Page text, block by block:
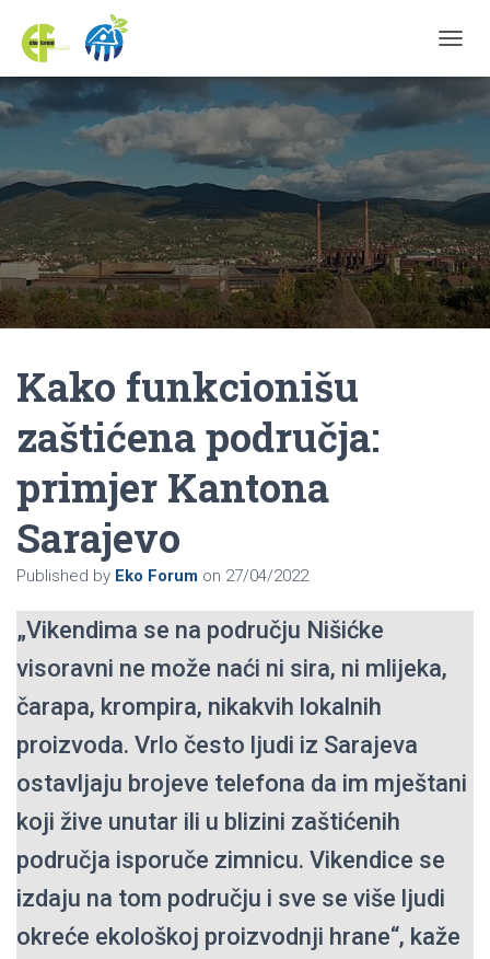
Kako funkcionišu
zaštićena područja:
primjer Kantona
Sarajevo
Published by Eko Forum on 27/04/2022
„Vikendima se na području Nišićke
visoravni ne može naći ni sira, ni mlijeka,
čarapa, krompira, nikakvih lokalnih
proizvoda. Vrlo često ljudi iz Sarajeva
ostavljaju brojeve telefona da im mještani
koji žive unutar ili u blizini zaštićenih
područja isporuče zimnicu. Vikendice se
izdaju na tom području i sve se više ljudi
okreće ekološkoj proizvodnji hrane“, kaže